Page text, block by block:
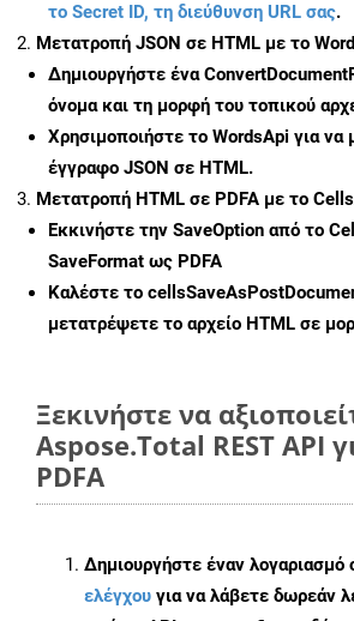
το Secret ID, τη διεύθυνση URL σας.
Μετατροπή JSON σε HTML με το
Δημιουργήστε ένα
όνομα και τη μορφή του τοπικού
Χρησιμοποιήστε το WordsApi για να
έγγραφο JSON σε HTML.
Μετατροπή HTML σε PDFA με το
Εκκινήστε την SaveOption από το
SaveFormat ως PDFA
Καλέστε το
μετατρέψετε το αρχείο HTML σε
Ξεκινήστε να
Aspose.Total REST API
PDFA
Δημιουργήστε έναν λογαριασμό
ελέγχου για να λάβετε δωρεάν